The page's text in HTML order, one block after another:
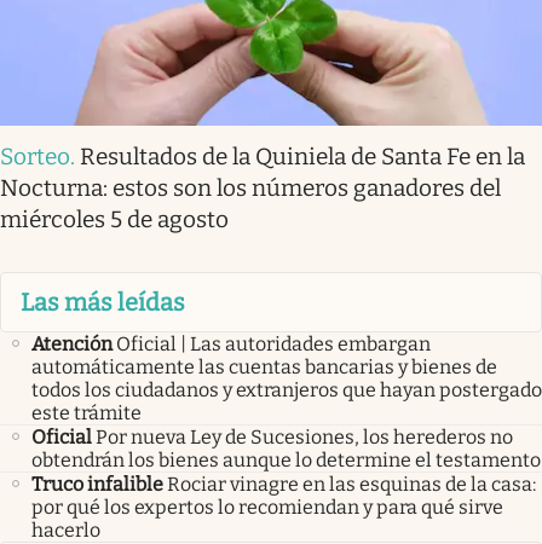
Sorteo. Resultados de la Quiniela de Santa Fe en la
Nocturna: estos son los números ganadores del
miércoles 5 de agosto
Las más leídas
Atención Oficial | Las autoridades embargan
automáticamente las cuentas bancarias y bienes de
todos los ciudadanos y extranjeros que hayan postergado
este trámite
OficialPor nueva Ley de Sucesiones, los herederos no
obtendrán los bienes aunque lo determine el testamento
Truco infalibleRociar vinagre en las esquinas de la casa:
por qué los expertos lo recomiendan y para qué sirve
hacerlo